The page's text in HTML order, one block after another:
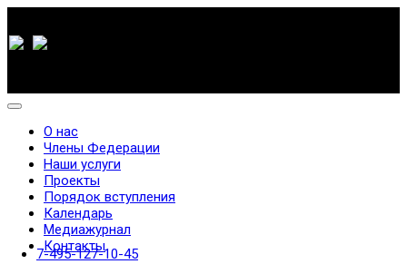
7-495-127-10-45
О нас
Члены Федерации
Наши услуги
Проекты
Порядок вступления
Календарь
Медиажурнал
Контакты